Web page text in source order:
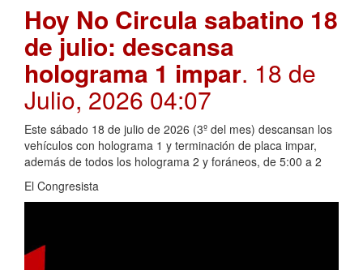
Hoy No Circula sabatino 18
de julio: descansa
holograma 1 impar. 18 de
Julio, 2026 04:07
Este sábado 18 de julio de 2026 (3º del mes) descansan los
vehículos con holograma 1 y terminación de placa impar,
además de todos los holograma 2 y foráneos, de 5:00 a 2
El Congresista